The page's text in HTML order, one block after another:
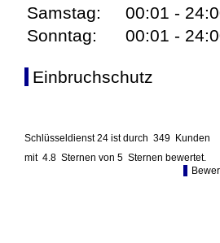
Samstag:
00:01 -
Sonntag:
00:01 -
Einbruchschutz
Schlüsseldienst 24 ist durch 349 Kunden
mit 4.8 Sternen von 5 Sternen bewertet.